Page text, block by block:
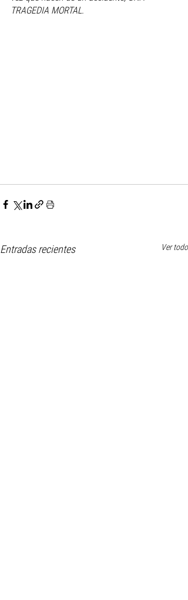
TRAGEDIA MORTAL.
Entradas recientes Ver todo